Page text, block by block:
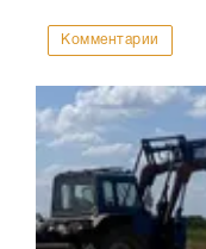
Комментарии